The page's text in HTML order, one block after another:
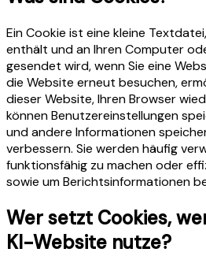
Ein Cookie ist eine kleine
enthält und an Ihren Computer
gesendet wird, wenn Sie eine
die Website erneut besuchen,
dieser Website, Ihren Browser
können Benutzereinstellungen
und andere Informationen
verbessern. Sie werden häufig
funktionsfähig zu machen oder
sowie um Berichtsinformationen
Wer setzt Cookies,
KI-Website nutze?